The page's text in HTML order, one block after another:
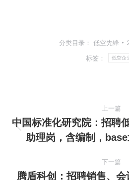
分类目录： 低空先锋
标签：
低空企
章
导
航
上一篇
篇
中国标准化研究院：招聘
助理岗，含编制，
下一篇
腾盾科创：招聘销售、